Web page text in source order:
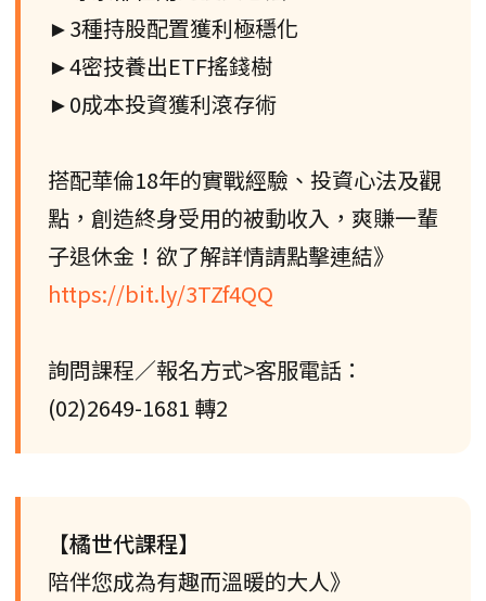
►3種持股配置獲利極穩化
►4密技養出ETF搖錢樹
►0成本投資獲利滾存術
搭配華倫18年的實戰經驗、投資心法及觀
點，創造終身受用的被動收入，爽賺一輩
子退休金！欲了解詳情請點擊連結》
https://bit.ly/3TZf4QQ
詢問課程／報名方式>客服電話：
(02)2649-1681 轉2
【橘世代課程】
陪伴您成為有趣而溫暖的大人》